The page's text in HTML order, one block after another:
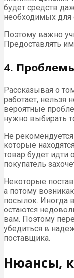
будет средств
необходимых для
Поэтому важно
Предоставлять
4.
Рассказывая о
работает, нельзя
вероятные
нужно выбирать
Не
которые
товар будет идти
покупатель
Некоторые
а потому
посылок. Иногда
остаются
вам. Поэтому
убедиться в
поставщика.
Нюансы,